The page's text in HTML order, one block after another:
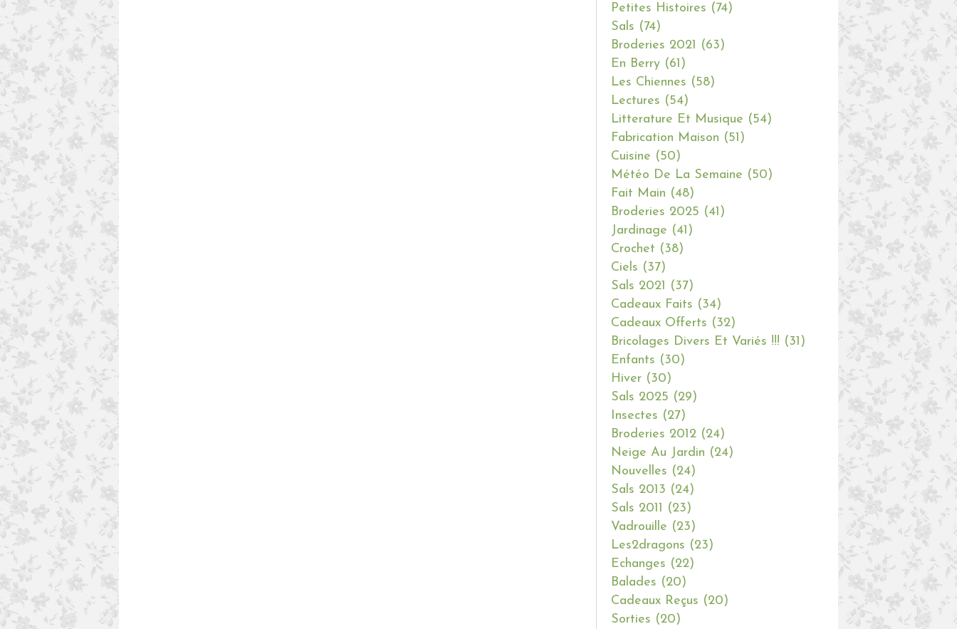
Petites Histoires (74)
Sals (74)
Broderies 2021
(63)
En Berry (61)
Les Chiennes (58)
Lectures (54)
Litterature Et Musique (54)
Fabrication Maison (51)
Cuisine (50)
Météo De La Semaine (50)
Fait Main (48)
Broderies 2025 (41)
Jardinage (41)
Crochet (38)
Ciels (37)
Sals 2021
(37)
Cadeaux Faits (34)
Cadeaux Offerts (32)
Bricolages Divers Et Variés !!! (31)
Enfants (30)
Hiver (30)
Sals 2025 (29)
Insectes (27)
Broderies 2012 (24)
Neige Au Jardin (24)
Nouvelles (24)
Sals 2013 (24)
Sals 2011
(23)
Vadrouille (23)
Les2dragons (23)
Echanges (22)
Balades (20)
Cadeaux Reçus (20)
Sorties (20)